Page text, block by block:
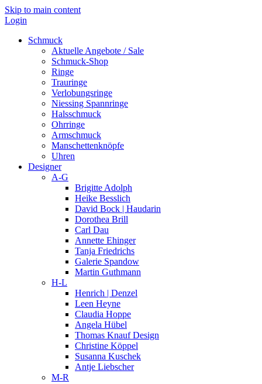
Skip to main content
Login
Schmuck
Aktuelle Angebote / Sale
Schmuck-Shop
Ringe
Trauringe
Verlobungsringe
Niessing Spannringe
Halsschmuck
Ohrringe
Armschmuck
Manschettenknöpfe
Uhren
Designer
A-G
Brigitte Adolph
Heike Besslich
David Bock | Haudarin
Dorothea Brill
Carl Dau
Annette Ehinger
Tanja Friedrichs
Galerie Spandow
Martin Guthmann
H-L
Henrich | Denzel
Leen Heyne
Claudia Hoppe
Angela Hübel
Thomas Knauf Design
Christine Köppel
Susanna Kuschek
Antje Liebscher
M-R